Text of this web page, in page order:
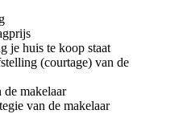
je huis te koop staat
(courtage) van de
makelaar
van de makelaar